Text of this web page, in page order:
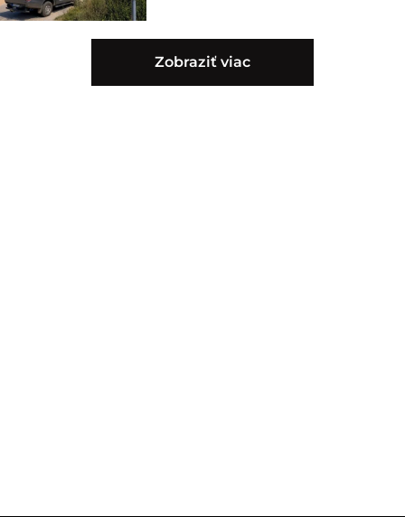
Zobraziť viac